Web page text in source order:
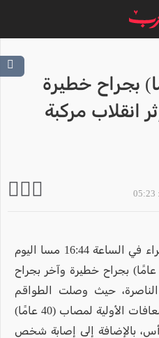
(40 عامًا) بجراح خطيرة
انقلاب مركبة
في بلاغ ورد لنجمة داوود الحمراء في الساعة 16:44 مسا اليوم
الخميس، عن إصابة سيدة (40 عامًا) بجراح خطيرة وآخر بجراح
حيث وصلت الطواقم
الطبية إلى المكان وقدمت الاسعافات الأولية لمصاب (40 عامًا)
بالإضافة إلى إصابة شخص